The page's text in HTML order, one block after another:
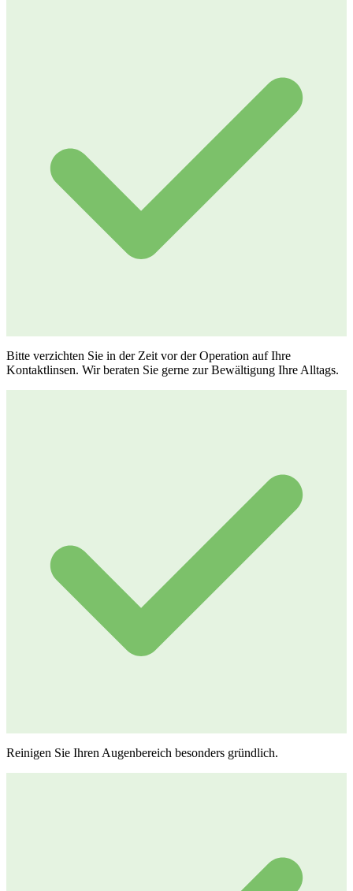
Bitte verzichten Sie in der Zeit vor der Operation auf Ihre
Kontaktlinsen. Wir beraten Sie gerne zur Bewältigung Ihre Alltags.
Reinigen Sie Ihren Augenbereich besonders gründlich.